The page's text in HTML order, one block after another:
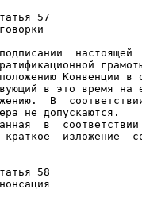
57
настоящей
Конвенции
в это время на
В
не допускаются.
в
изложение
58